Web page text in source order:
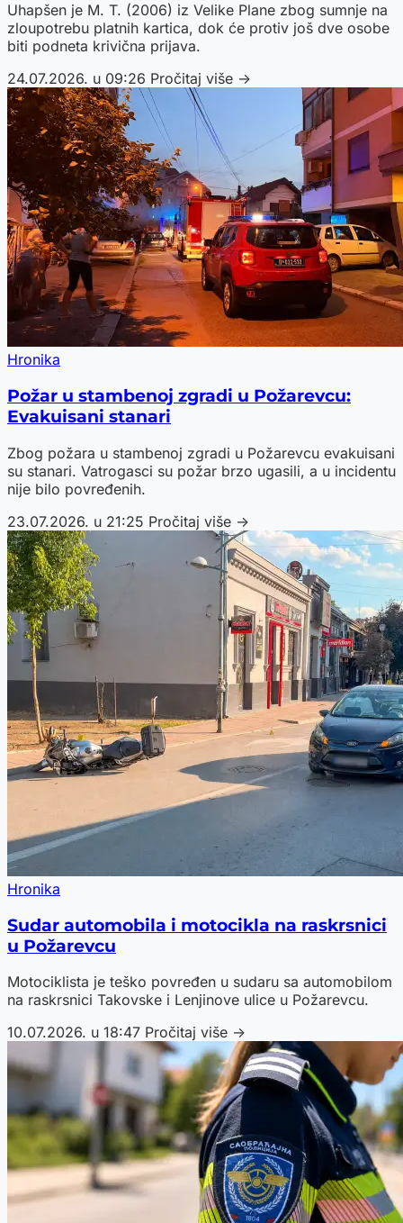
Uhapšen je M. T. (2006) iz Velike Plane zbog sumnje na
zloupotrebu platnih kartica, dok će protiv još dve osobe
biti podneta krivična prijava.
24.07.2026. u 09:26 Pročitaj više →
Hronika
Požar u stambenoj zgradi u Požarevcu:
Evakuisani stanari
Zbog požara u stambenoj zgradi u Požarevcu evakuisani
su stanari. Vatrogasci su požar brzo ugasili, a u incidentu
nije bilo povređenih.
23.07.2026. u 21:25 Pročitaj više →
Hronika
Sudar automobila i motocikla na raskrsnici
u Požarevcu
Motociklista je teško povređen u sudaru sa automobilom
na raskrsnici Takovske i Lenjinove ulice u Požarevcu.
10.07.2026. u 18:47 Pročitaj više →